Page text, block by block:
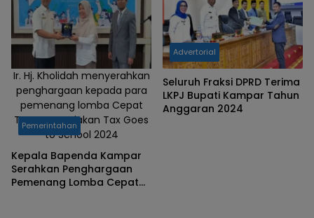
Ir. Hj. Kholidah menyerahkan
penghargaan kepada para
pemenang lomba Cepat
Tepat Perpajakan Tax Goes
to School 2024
Pemerintahan
Kepala Bapenda Kampar
Serahkan Penghargaan
Pemenang Lomba Cepat
Advertorial
Seluruh Fraksi DPRD Terima
LKPJ Bupati Kampar Tahun
Anggaran 2024